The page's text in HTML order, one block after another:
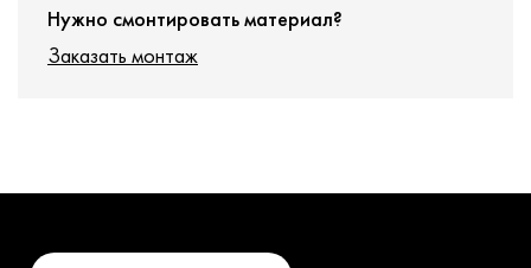
Нужно смонтировать материал?
Заказать монтаж